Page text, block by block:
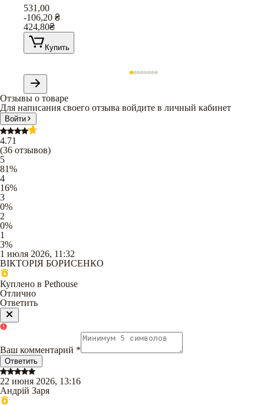
531,00
-106,20 ₴
424,80₴
Купить
Отзывы о товаре
Для написания своего отзыва войдите в личный кабинет
Войти
4.71
(36 отзывов)
5
81%
4
16%
3
0%
2
0%
1
3%
1 июля 2026, 11:32
ВІКТОРІЯ БОРИСЕНКО
Куплено в Pethouse
Отлично
Ответить
Ваш комментарий *
Ответить
22 июня 2026, 13:16
Андрій Заря